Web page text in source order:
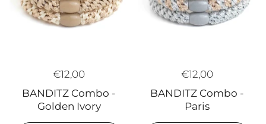
€12,00
BANDITZ Combo -
Golden Ivory
€12,00
BANDITZ Combo -
Paris